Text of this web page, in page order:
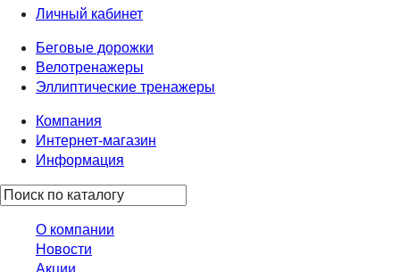
Личный кабинет
Беговые дорожки
Велотренажеры
Эллиптические тренажеры
Компания
Интернет-магазин
Информация
О компании
Новости
Акции